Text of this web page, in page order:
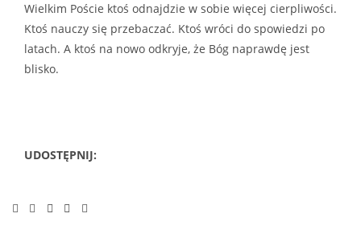
Wielkim Poście ktoś odnajdzie w sobie więcej cierpliwości.
Ktoś nauczy się przebaczać. Ktoś wróci do spowiedzi po
latach. A ktoś na nowo odkryje, że Bóg naprawdę jest
blisko.
UDOSTĘPNIJ: